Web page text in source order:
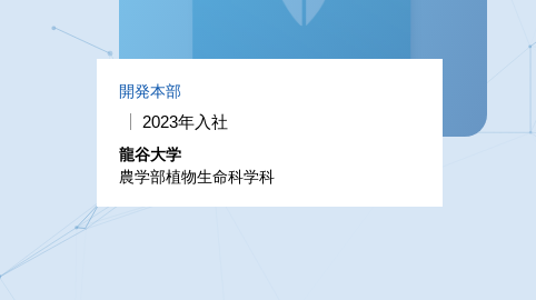
開発本部
2023年入社
龍谷大学
農学部植物生命科学科